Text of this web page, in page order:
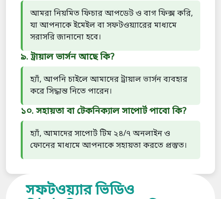
আমরা নিয়মিত ফিচার আপডেট ও বাগ ফিক্স করি,
যা আপনাকে ইমেইল বা সফটওয়্যারের মাধ্যমে
সরাসরি জানানো হবে।
৯. ট্রায়াল ভার্সন আছে কি?
হ্যাঁ, আপনি চাইলে আমাদের ট্রায়াল ভার্সন ব্যবহার
করে সিদ্ধান্ত নিতে পারেন।
১০. সহায়তা বা টেকনিক্যাল সাপোর্ট পাবো কি?
হ্যাঁ, আমাদের সাপোর্ট টিম ২৪/৭ অনলাইন ও
ফোনের মাধ্যমে আপনাকে সহায়তা করতে প্রস্তুত।
সফটওয়্যার ভিডিও